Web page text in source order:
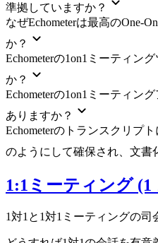
準拠していますか？
なぜEchometerは最高のOne-
か？
Echometerの1on1ミーティン
か？
Echometerの1on1ミーティン
ありますか？
Echometerのトランスクリプ
のようにして確保され、文書
1:1ミーティング
1対1と1対1ミーティングの司